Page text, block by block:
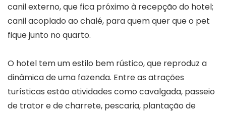
canil externo, que fica próximo à recepção do hotel;
canil acoplado ao chalé, para quem quer que o pet
fique junto no quarto.
O hotel tem um estilo bem rústico, que reproduz a
dinâmica de uma fazenda. Entre as atrações
turísticas estão atividades como cavalgada, passeio
de trator e de charrete, pescaria, plantação de